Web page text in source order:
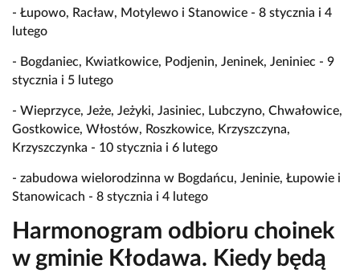
- Łupowo, Racław, Motylewo i Stanowice - 8 stycznia i 4
lutego
- Bogdaniec, Kwiatkowice, Podjenin, Jeninek, Jeniniec - 9
stycznia i 5 lutego
- Wieprzyce, Jeże, Jeżyki, Jasiniec, Lubczyno, Chwałowice,
Gostkowice, Włostów, Roszkowice, Krzyszczyna,
Krzyszczynka - 10 stycznia i 6 lutego
- zabudowa wielorodzinna w Bogdańcu, Jeninie, Łupowie i
Stanowicach - 8 stycznia i 4 lutego
Harmonogram odbioru choinek
w gminie Kłodawa. Kiedy będą